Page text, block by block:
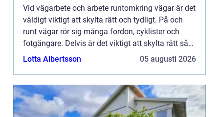
Vid vägarbete och arbete runtomkring vägar är det
väldigt viktigt att skylta rätt och tydligt. På och
runt vägar rör sig många fordon, cyklister och
fotgängare. Delvis är det viktigt att skylta rätt så
att allt ska kunna flyta på så bra som möjligt o...
Lotta Albertsson 05 augusti 2026